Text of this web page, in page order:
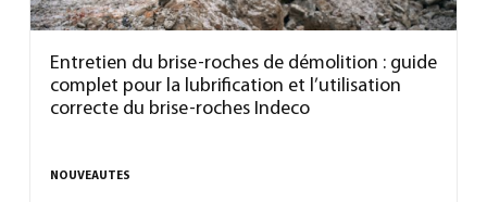
Entretien du brise-roches de démolition : guide
complet pour la lubrification et l’utilisation
correcte du brise-roches Indeco
NOUVEAUTES